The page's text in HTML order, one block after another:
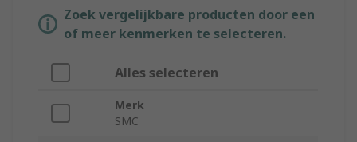
Zoek vergelijkbare producten door een
of meer kenmerken te selecteren.
Alles selecteren
Merk
SMC